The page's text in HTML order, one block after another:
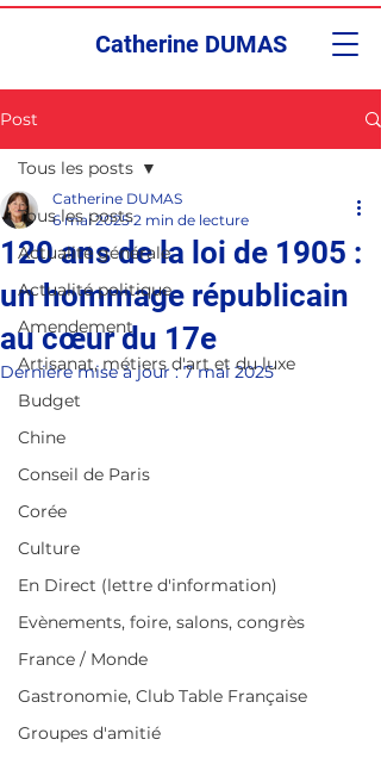
Catherine DUMAS
Post
Tous les posts
Actualité générale
Actualité politique
Amendement
Artisanat, métiers d'art et du luxe
Budget
Chine
Conseil de Paris
Corée
Culture
En Direct (lettre d'information)
Evènements, foire, salons, congrès
France / Monde
Gastronomie, Club Table Française
Groupes d'amitié
Tous les posts
120 ans de la loi de 1905 :
un hommage républicain
au cœur du 17e
Catherine DUMAS
6 mai 2025 2 min de lecture
Dernière mise à jour :7 mai 2025